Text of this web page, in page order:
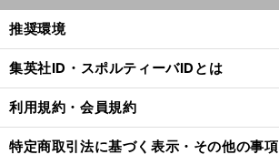
推奨環境
集英社ID・スポルティーバIDとは
利用規約・会員規約
特定商取引法に基づく表示・その他の事項